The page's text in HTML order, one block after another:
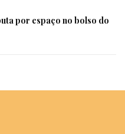
por espaço no bolso do